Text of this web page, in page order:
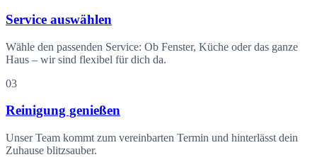
Service auswählen
Wähle den passenden Service: Ob Fenster, Küche oder das ganze
Haus – wir sind flexibel für dich da.
03
Reinigung genießen
Unser Team kommt zum vereinbarten Termin und hinterlässt dein
Zuhause blitzsauber.